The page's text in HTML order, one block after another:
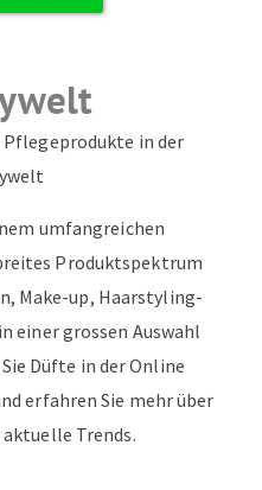
Pflegeprodukte in der
umfangreichen
Produktspektrum
Make-up, Haarstyling-
einer grossen Auswahl
Düfte in der Online
erfahren Sie mehr über
Trends.